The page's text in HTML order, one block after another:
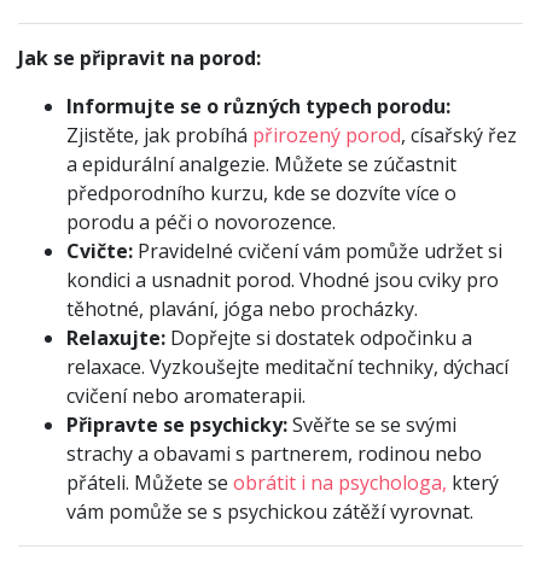
Jak se připravit na porod:
Informujte se o různých typech porodu:
Zjistěte, jak probíhá přirozený porod, císařský řez
a epidurální analgezie. Můžete se zúčastnit
předporodního kurzu, kde se dozvíte více o
porodu a péči o novorozence.
Cvičte: Pravidelné cvičení vám pomůže udržet si
kondici a usnadnit porod. Vhodné jsou cviky pro
těhotné, plavání, jóga nebo procházky.
Relaxujte: Dopřejte si dostatek odpočinku a
relaxace. Vyzkoušejte meditační techniky, dýchací
cvičení nebo aromaterapii.
Připravte se psychicky:Svěřte se se svými
strachy a obavami s partnerem, rodinou nebo
přáteli. Můžete se obrátit i na psychologa, který
vám pomůže se s psychickou zátěží vyrovnat.